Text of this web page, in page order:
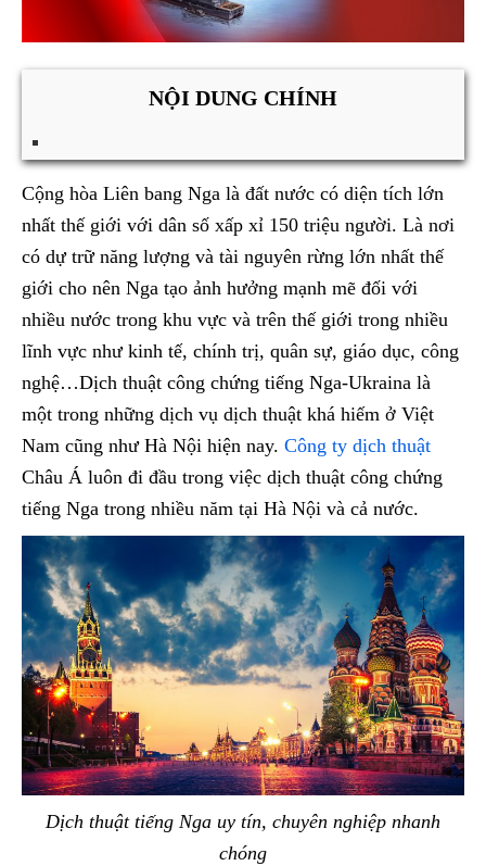
NỘI DUNG CHÍNH
Cộng hòa Liên bang Nga là đất nước có diện tích lớn
nhất thế giới với dân số xấp xỉ 150 triệu người. Là nơi
có dự trữ năng lượng và tài nguyên rừng lớn nhất thế
giới cho nên Nga tạo ảnh hưởng mạnh mẽ đối với
nhiều nước trong khu vực và trên thế giới trong nhiều
lĩnh vực như kinh tế, chính trị, quân sự, giáo dục, công
nghệ…Dịch thuật công chứng tiếng Nga-Ukraina là
một trong những dịch vụ dịch thuật khá hiếm ở Việt
Nam cũng như Hà Nội hiện nay. Công ty dịch thuật
Châu Á luôn đi đầu trong việc dịch thuật công chứng
tiếng Nga trong nhiều năm tại Hà Nội và cả nước.
Dịch thuật tiếng Nga uy tín, chuyên nghiệp nhanh
chóng